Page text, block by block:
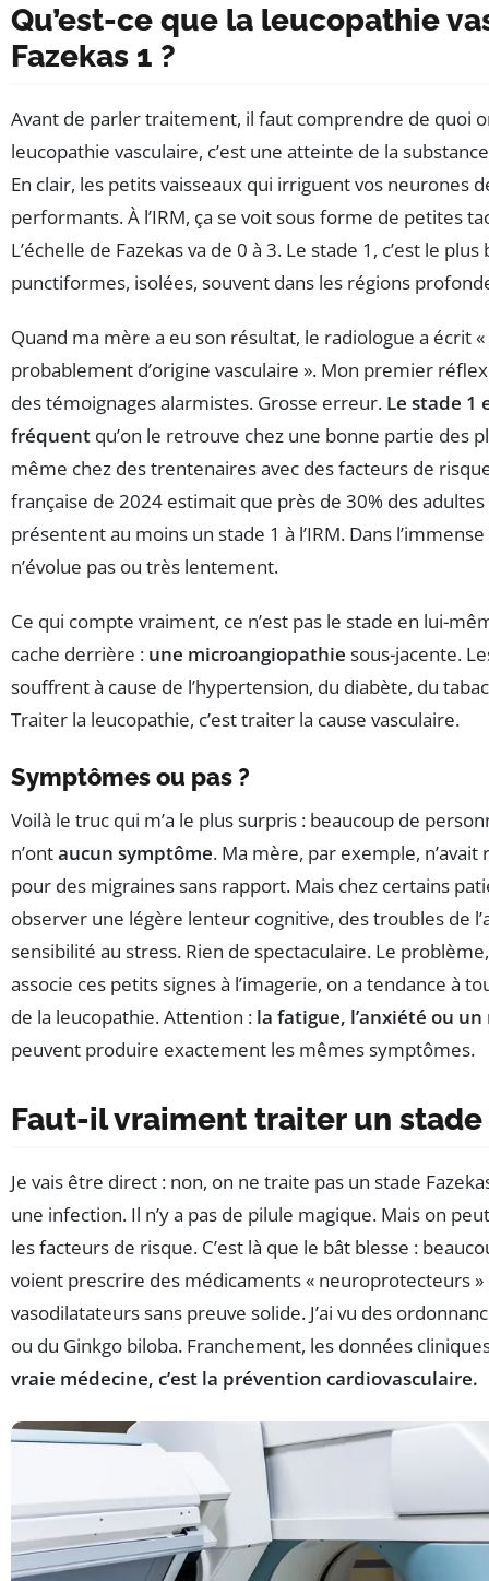
Qu’est-ce que la leucopathie
Fazekas 1 ?
Avant de parler traitement, il faut comprendre de quoi
leucopathie vasculaire, c’est une atteinte de la
En clair, les petits vaisseaux qui irriguent vos neurones
performants. À l’IRM, ça se voit sous forme de petites
L’échelle de Fazekas va de 0 à 3. Le stade 1, c’est le
punctiformes, isolées, souvent dans les régions
Quand ma mère a eu son résultat, le radiologue a écrit «
probablement d’origine vasculaire ». Mon premier
des témoignages alarmistes. Grosse erreur. Le stade 1
fréquent qu’on le retrouve chez une bonne partie des
même chez des trentenaires avec des facteurs de
française de 2024 estimait que près de 30% des
présentent au moins un stade 1 à l’IRM. Dans
n’évolue pas ou très lentement.
Ce qui compte vraiment, ce n’est pas le stade en lui-
cache derrière : une microangiopathie sous-jacente.
souffrent à cause de l’hypertension, du diabète, du
Traiter la leucopathie, c’est traiter la cause vasculaire.
Symptômes ou pas ?
Voilà le truc qui m’a le plus surpris : beaucoup de
n’ontaucun symptôme. Ma mère, par exemple, n’avait
pour des migraines sans rapport. Mais chez certains
observer une légère lenteur cognitive, des troubles de
sensibilité au stress. Rien de spectaculaire. Le
associe ces petits signes à l’imagerie, on a tendance à
de la leucopathie. Attention : la fatigue, l’anxiété ou
peuvent produire exactement les mêmes symptômes.
Faut-il vraiment traiter un stade
Je vais être direct : non, on ne traite pas un stade
une infection. Il n’y a pas de pilule magique. Mais on
les facteurs de risque. C’est là que le bât blesse :
voient prescrire des médicaments « neuroprotecteurs »
vasodilatateurs sans preuve solide. J’ai vu des
ou du Ginkgo biloba. Franchement, les données
vraie médecine, c’est la prévention cardiovasculaire.